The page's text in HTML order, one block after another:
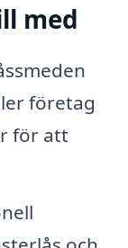
med
företag
för att